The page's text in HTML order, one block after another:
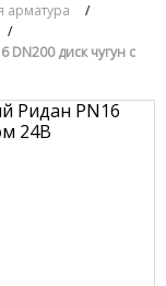
арматура
/
/
DN200 диск чугун с